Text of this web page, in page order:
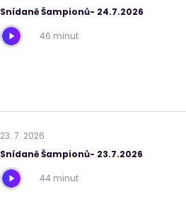
Snídaně Šampionů- 24.7.2026
46 minut
23. 7. 2026
Snídaně Šampionů- 23.7.2026
44 minut